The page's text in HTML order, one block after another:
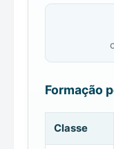
Formação
Classe